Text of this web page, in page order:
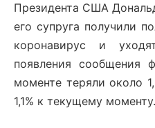
Президента США
его супруга получили
коронавирус и
появления сообщения
моменте теряли около
1,1% к текущему моменту.